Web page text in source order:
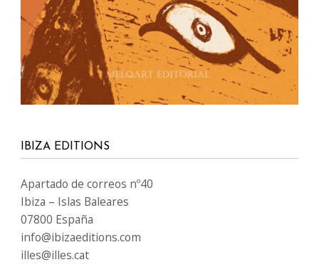
IBIZA EDITIONS
Apartado de correos nº40
Ibiza – Islas Baleares
07800 España
info@ibizaeditions.com
illes@illes.cat